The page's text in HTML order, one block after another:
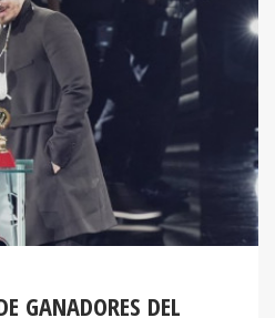
GANADORES DEL